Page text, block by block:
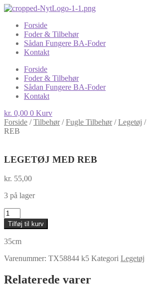
Forside
Foder & Tilbehør
Sådan Fungere BA-Foder
Kontakt
Forside
Foder & Tilbehør
Sådan Fungere BA-Foder
Kontakt
kr. 0,00 0 Kurv
Forside /Tilbehør/Fugle Tilbehør/Legetøj /
REB
LEGETØJ MED REB
kr. 55,00
3 på lager
LEGETØJ
MED
REB
antal
Tilføj til kurv
35cm
Varenummer: TX58844 k5 Kategori Legetøj
Relaterede varer